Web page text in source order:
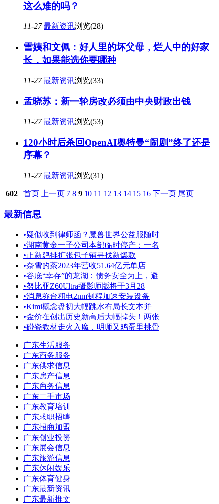
这么难的吗？
11-27 最新资讯浏览(28)
雪姨和文佩：好人里的坏父母，烂人中的好家
长，如果能选你要哪种
11-27 最新资讯浏览(33)
孟晓苏：新一轮房改必须由中央财政出钱
11-27 最新资讯浏览(53)
120小时后杀回OpenAI奥特曼“闹剧”终了还是
序幕？
11-27 最新资讯浏览(31)
602 首页 上一页 7 8 9 10 11 12 13 14 15 16 下一页 尾页
最新信息
•疑似收到律师函？魔兽世界公益服随时
•湖南黄金一子公司本部临时停产：一名
•正新鸡排扩张包子铺寻找新爆款
•奈雪的茶2023年营收51.64亿元单店
•谷底“幸存”的龙湖：债务安全为上，避
•努比亚Z60Ultra摄影师版将于3月28
•消息称台积电2nm制程加速安装设备
•Kimi概念盘初大幅跳水布局长文本并
•金价在创出历史新高后大幅掉头！两张
•碰瓷教材走火入魔，明师又鸡蛋里挑骨
广东生活服务
广东商务服务
广东供求信息
广东房产信息
广东商务信息
广东二手市场
广东教育培训
广东求职招聘
广东招商加盟
广东创业投资
广东展会信息
广东旅游信息
广东休闲娱乐
广东体育健身
广东最新资讯
广东最新推文